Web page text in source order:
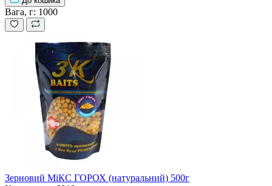
Вага, г: 1000
Зерновий МіКС ГОРОХ (натуральний) 500г